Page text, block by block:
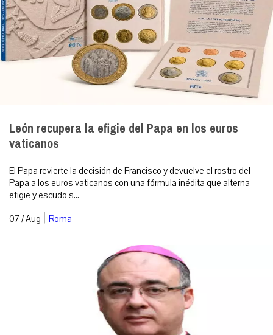
León recupera la efigie del Papa en los euros
vaticanos
El Papa revierte la decisión de Francisco y devuelve el rostro del
Papa a los euros vaticanos con una fórmula inédita que alterna
efigie y escudo s...
07 / Aug | Roma